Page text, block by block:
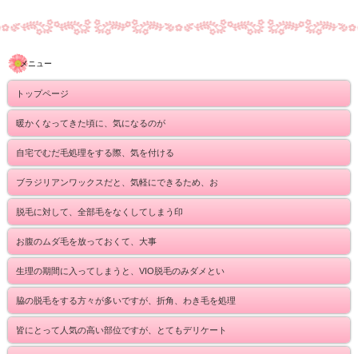
メニュー
トップページ
暖かくなってきた頃に、気になるのが
自宅でむだ毛処理をする際、気を付ける
ブラジリアンワックスだと、気軽にできるため、お
脱毛に対して、全部毛をなくしてしまう印
お腹のムダ毛を放っておくて、大事
生理の期間に入ってしまうと、VIO脱毛のみダメとい
脇の脱毛をする方々が多いですが、折角、わき毛を処理
皆にとって人気の高い部位ですが、とてもデリケート